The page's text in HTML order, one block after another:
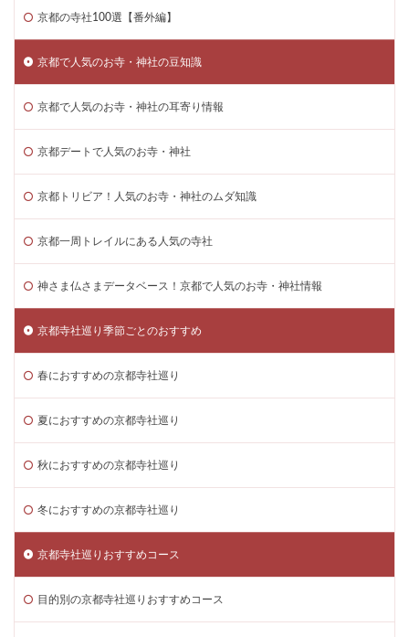
京都の寺社100選【番外編】
京都で人気のお寺・神社の豆知識
京都で人気のお寺・神社の耳寄り情報
京都デートで人気のお寺・神社
京都トリビア！人気のお寺・神社のムダ知識
京都一周トレイルにある人気の寺社
神さま仏さまデータベース！京都で人気のお寺・神社情報
京都寺社巡り季節ごとのおすすめ
春におすすめの京都寺社巡り
夏におすすめの京都寺社巡り
秋におすすめの京都寺社巡り
冬におすすめの京都寺社巡り
京都寺社巡りおすすめコース
目的別の京都寺社巡りおすすめコース